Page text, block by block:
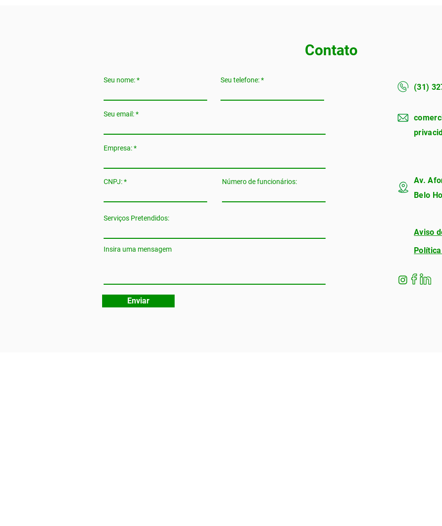
Contato
Seu nome: Seu telefone:
Seu email:
(31)
Empresa:
CNPJ: Número de funcionários:
Serviços Pretendidos:
Insira uma mensagem
Av.
Belo
Aviso
Enviar